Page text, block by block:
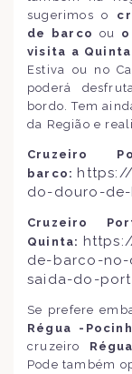
sugerimos o
de barco ou
visita a Quinta
Estiva ou no
poderá
bordo. Tem
da Região e
Cruzeiro
barco:
do-douro-
Cruzeiro
Quinta:
de-barco-
saida-do-
Se prefere
Régua -
cruzeiro
Pode também